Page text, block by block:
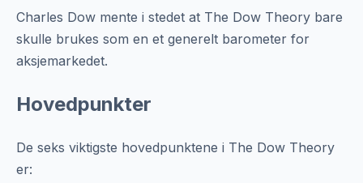
Charles Dow mente i stedet at The Dow Theory bare
skulle brukes som en et generelt barometer for
aksjemarkedet.
Hovedpunkter
De seks viktigste hovedpunktene i The Dow Theory
er: